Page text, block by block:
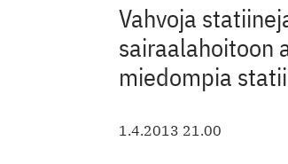
Vahvoja
sairaalahoitoon
miedompia
1.4.2013 21.00